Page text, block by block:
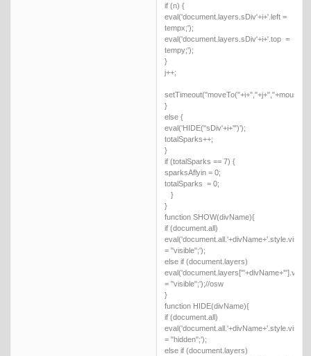
if (n) {
eval('document.layers.sDiv'+i+'.left =
tempx;');
eval('document.layers.sDiv'+i+'.top =
tempy;');
}
j++;
}
else {
eval('HIDE("sDiv'+i+'")');
totalSparks++;
}
if (totalSparks == 7) {
sparksAflyin = 0;
totalSparks = 0;
}
}
function SHOW(divName){
if (document.all)
= "visible";');
else if (document.layers)
= "visible";');//osw
}
function HIDE(divName){
if (document.all)
= "hidden";');
else if (document.layers)